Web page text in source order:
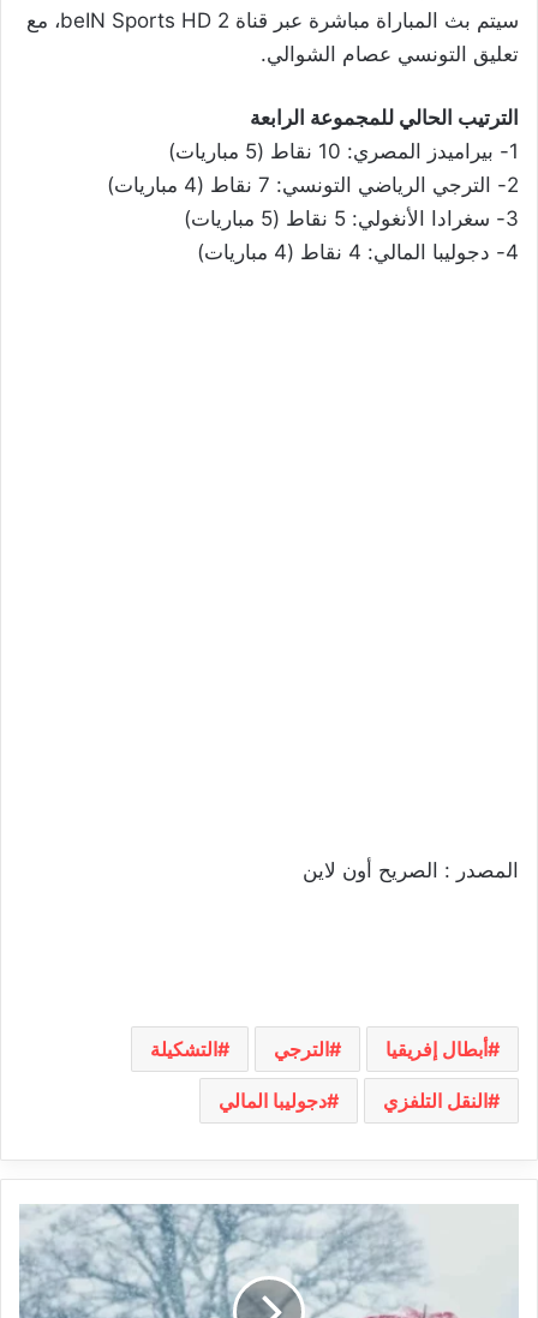
سيتم بث المباراة مباشرة عبر قناة beIN Sports HD 2، مع
تعليق التونسي عصام الشوالي.
الترتيب الحالي للمجموعة الرابعة
1- بيراميدز المصري: 10 نقاط (5 مباريات)
2- الترجي الرياضي التونسي: 7 نقاط (4 مباريات)
3- سغرادا الأنغولي: 5 نقاط (5 مباريات)
4- دجوليبا المالي: 4 نقاط (4 مباريات)
المصدر : الصريح أون لاين
أبطال إفريقيا الترجي التشكيلة
النقل التلفزي دجوليبا المالي